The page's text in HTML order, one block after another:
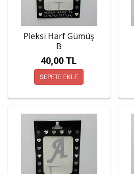
Pleksi Harf Gümüş
B
40,00 TL
SEPETE EKLE